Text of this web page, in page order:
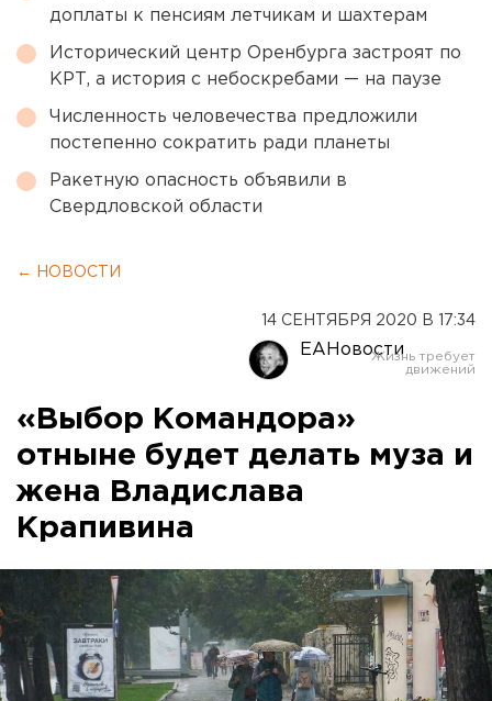
доплаты к пенсиям летчикам и шахтерам
Исторический центр Оренбурга застроят по
КРТ, а история с небоскребами — на паузе
Численность человечества предложили
постепенно сократить ради планеты
Ракетную опасность объявили в
Свердловской области
← НОВОСТИ
14 СЕНТЯБРЯ 2020 В 17:34
ЕАНовости
«Выбор Командора»
отныне будет делать муза и
жена Владислава
Крапивина